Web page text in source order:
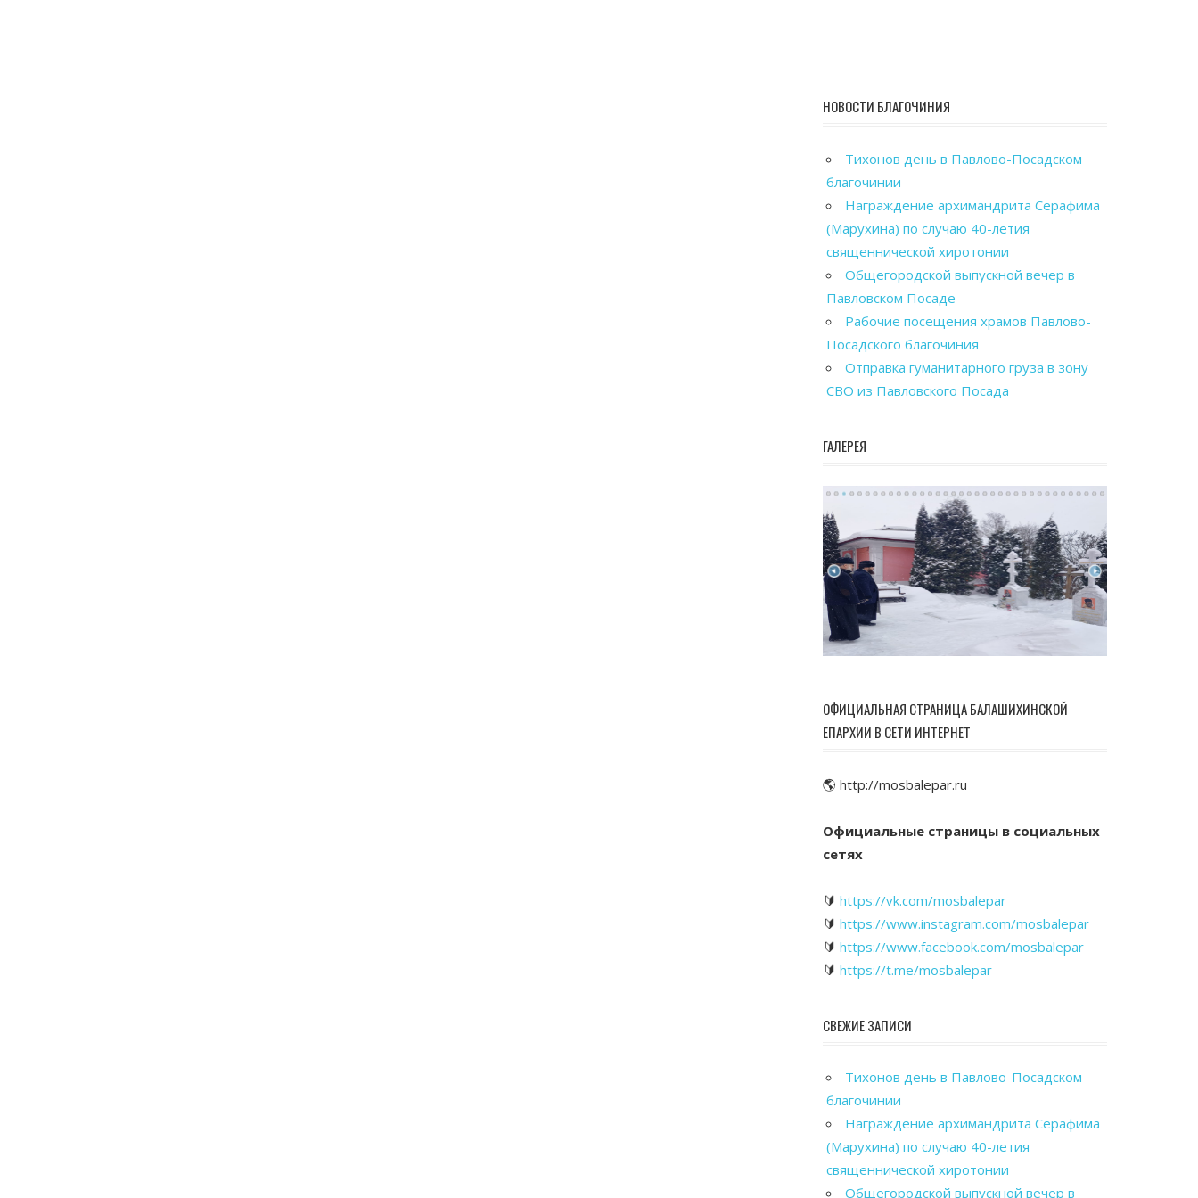
НОВОСТИ БЛАГОЧИНИЯ
Тихонов день в Павлово-Посадском
благочинии
Награждение архимандрита Серафима
(Марухина) по случаю 40-летия
священнической хиротонии
Общегородской выпускной вечер в
Павловском Посаде
Рабочие посещения храмов Павлово-
Посадского благочиния
Отправка гуманитарного груза в зону
СВО из Павловского Посада
ГАЛЕРЕЯ
ОФИЦИАЛЬНАЯ СТРАНИЦА БАЛАШИХИНСКОЙ
ЕПАРХИИ В СЕТИ ИНТЕРНЕТ
🌎 http://mosbalepar.ru
Официальные страницы в социальных
сетях
🔰 https://vk.com/mosbalepar
🔰 https://www.instagram.com/mosbalepar
🔰 https://www.facebook.com/mosbalepar
🔰 https://t.me/mosbalepar
СВЕЖИЕ ЗАПИСИ
Тихонов день в Павлово-Посадском
благочинии
Награждение архимандрита Серафима
(Марухина) по случаю 40-летия
священнической хиротонии
Общегородской выпускной вечер в